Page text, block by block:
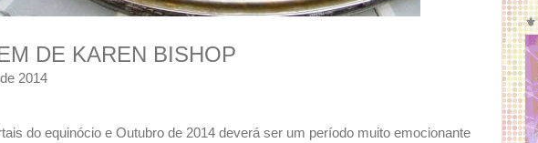
DE KAREN BISHOP
2014
do equinócio e Outubro de 2014 deverá ser um período muito emocionante
⚜️